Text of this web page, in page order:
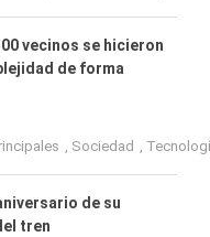
vecinos se hicieron
de forma
Sociedad
de su
tren